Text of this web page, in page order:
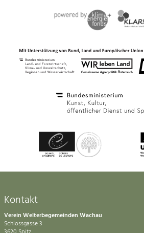
Kontakt
Verein Welterbegemeinden Wachau
Schlossgasse 3